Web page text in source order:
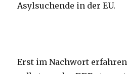
Asylsuchende in der EU.
Erst im Nachwort